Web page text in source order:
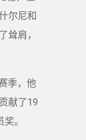
尔尼和
耸肩，
季，他
献了19
。